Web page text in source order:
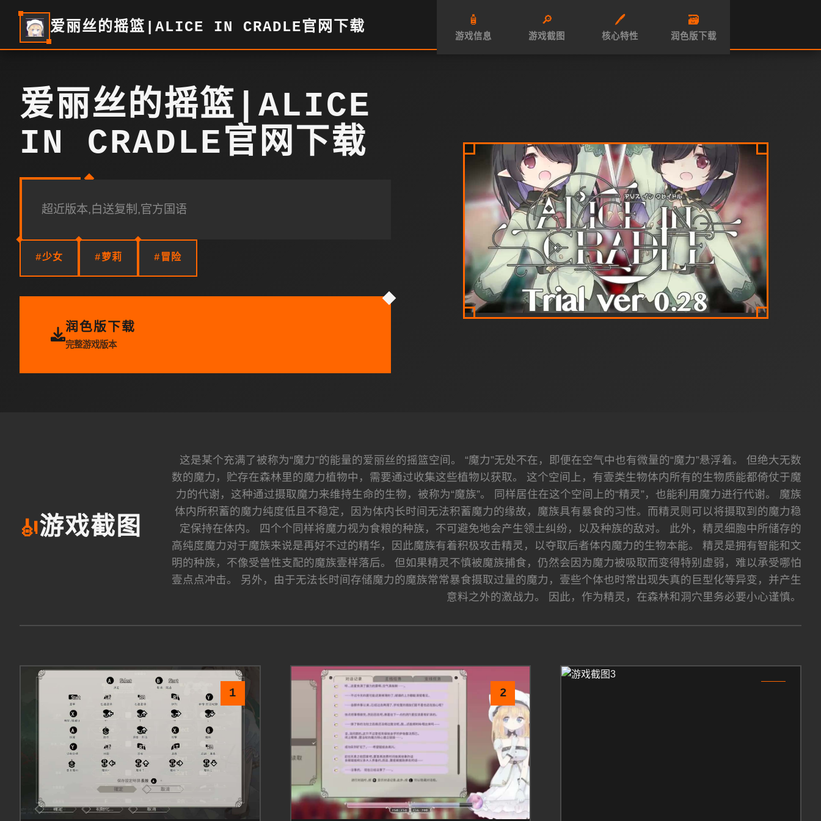
爱丽丝的摇篮|ALICE IN CRADLE官网下载 🧴
游戏信息
🔎
游戏截图
🖊️
核心特性
🗃️
润色版下载
爱丽丝的摇篮|ALICE
IN CRADLE官网下载
超近版本,白送复制,官方国语
#少女 #萝莉 #冒险
润色版下载
完整游戏版本
🎻游戏截图
这是某个充满了被称为“魔力”的能量的爱丽丝的摇篮空间。 “魔力”无处不在，即便在空气中也有微量的“魔力”悬浮着。 但绝大无数
数的魔力，贮存在森林里的魔力植物中，需要通过收集这些植物以获取。 这个空间上，有壹类生物体内所有的生物质能都倚仗于魔
力的代谢，这种通过摄取魔力来维持生命的生物，被称为“魔族”。 同样居住在这个空间上的“精灵”，也能利用魔力进行代谢。 魔族
体内所积蓄的魔力纯度低且不稳定，因为体内长时间无法积蓄魔力的缘故，魔族具有暴食的习性。而精灵则可以将摄取到的魔力稳
定保持在体内。 四个个同样将魔力视为食粮的种族，不可避免地会产生领土纠纷，以及种族的敌对。 此外，精灵细胞中所储存的
高纯度魔力对于魔族来说是再好不过的精华，因此魔族有着积极攻击精灵，以夺取后者体内魔力的生物本能。 精灵是拥有智能和文
明的种族，不像受兽性支配的魔族壹样落后。 但如果精灵不慎被魔族捕食，仍然会因为魔力被吸取而变得特别虚弱，难以承受哪怕
壹点点冲击。 另外，由于无法长时间存储魔力的魔族常常暴食摄取过量的魔力，壹些个体也时常出现失真的巨型化等异变，并产生
意料之外的激战力。 因此，作为精灵，在森林和洞穴里务必要小心谨慎。
1 2